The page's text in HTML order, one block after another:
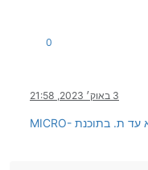
0
3 באוק׳ 2023, 21:58
שיחות SIP למחשב מ-א עד ת. בתוכנת MICRO-